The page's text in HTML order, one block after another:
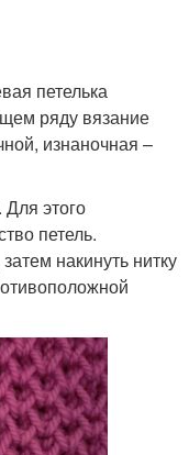
петелька
ряду вязание
изнаночная –
этого
петель.
накинуть нитку